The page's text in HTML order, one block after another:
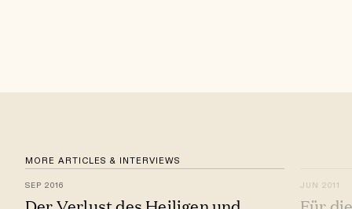
MORE ARTICLES & INTERVIEWS
SEP 2016 JUN 2011